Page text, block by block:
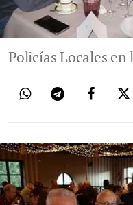
Policías Locales en